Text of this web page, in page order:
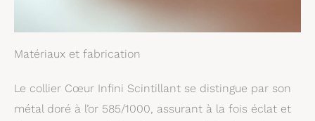
Matériaux et fabrication
Le collier Cœur Infini Scintillant se distingue par son
métal doré à l’or 585/1000, assurant à la fois éclat et